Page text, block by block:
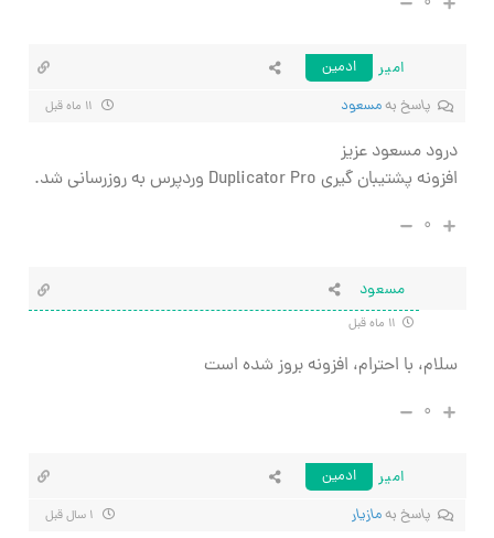
امیر
ادمین
پاسخ بهمسعود
درود مسعود عزیز
افزونه پشتیبان گیری Duplicator Pro وردپرس به روزرسانی شد.
۰
مسعود
سلام، با احترام، افزونه بروز شده است
۰
امیر
ادمین
پاسخ بهمازیار